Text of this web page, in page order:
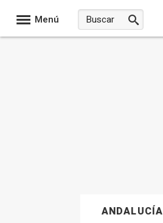
Menú
ANDALUCÍA